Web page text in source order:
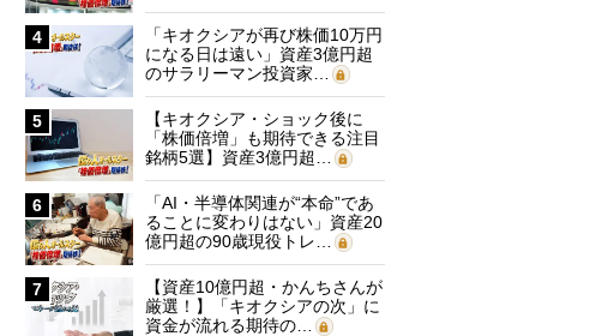
4
「キオクシアが再び株価10万円
になる日は遠い」資産3億円超
のサラリーマン投資家…
5
【キオクシア・ショック後に
「株価倍増」も期待できる注目
銘柄5選】資産3億円超…
6
「AI・半導体関連が“本命”であ
ることに変わりはない」資産20
億円超の90歳現役トレ…
7
【資産10億円超・かんちさんが
厳選！】「キオクシアの次」に
資金が流れる期待の…